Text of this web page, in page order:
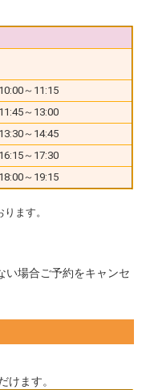
10:00～11:15
11:45～13:00
13:30～14:45
16:15～17:30
18:00～19:15
ます。
い場合ご予約をキャンセ
けます。